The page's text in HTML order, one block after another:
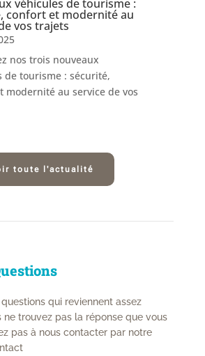
véhicules de tourisme :
confort et modernité au
vos trajets
nos trois nouveaux
de tourisme : sécurité,
modernité au service de vos
toute l'actualité
qui reviennent assez
ne trouvez pas la réponse que vous
pas à nous contacter par notre